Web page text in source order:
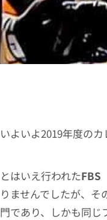
いよいよ2019年度の
とはいえ行われたFBS
りませんでしたが、そ
門であり、しかも同